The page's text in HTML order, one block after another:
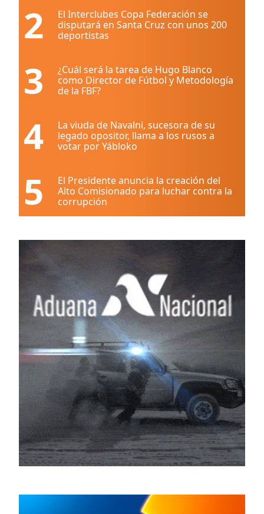
2
El Interclubes Copa Federación se
disputará en Santa Cruz con unos 200
deportistas
3
¿Cuál será la tarea de Hugo Blanco
como Director de Fútbol y Metodología
de la FBF?
4
La viuda de Navalni, sucesora de su
legado opositor, llama a los rusos a
votar por Yábloko
5
El Presidente anuncia la creación del
Alto Comisionado para luchar contra la
corrupción